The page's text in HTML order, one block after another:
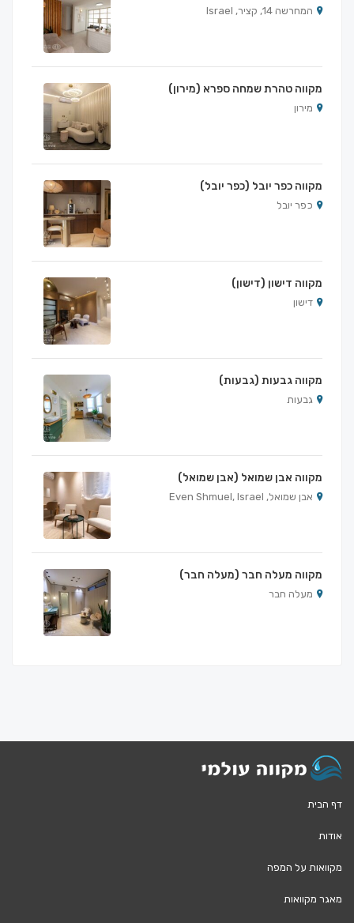
המחרשה 14, קציר, Israel
מקווה טהרת שמחה ספרא (מירון)
מירון
מקווה כפר יובל (כפר יובל)
כפר יובל
מקווה דישון (דישון)
דישון
מקווה גבעות (גבעות)
גבעות
מקווה אבן שמואל (אבן שמואל)
אבן שמואל, Even Shmuel, Israel
מקווה מעלה חבר (מעלה חבר)
מעלה חבר
דף הבית
אודות
מקוואות על המפה
מאגר מקוואות